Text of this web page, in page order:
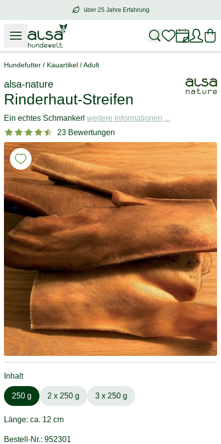
über 25 Jahre Erfahrung
über25 Jahre Erfahrung
Hundefutter / Kauartikel /Adult
alsa-nature
Rinderhaut-Streifen
Ein echtes Schmankerl weitere Informationen ...
23 Bewertungen
Inhalt
250 g 2 x 250 g 3 x 250 g
Länge: ca. 12 cm
Bestell-Nr.: 952301